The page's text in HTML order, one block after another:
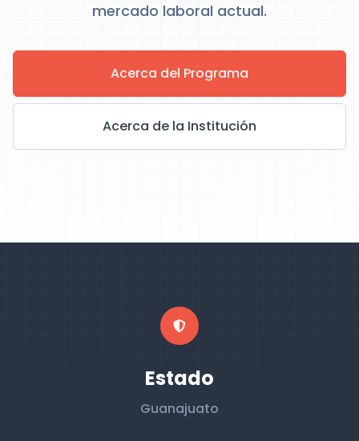
mercado laboral actual.
Acerca del Programa
Acerca de la Institución
Estado
Guanajuato